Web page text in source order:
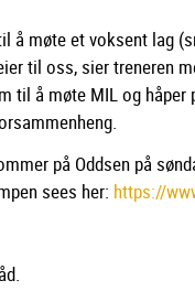
å møte et voksent lag
til oss, sier treneren
til å møte MIL og
på Oddsen på
sees her: https://